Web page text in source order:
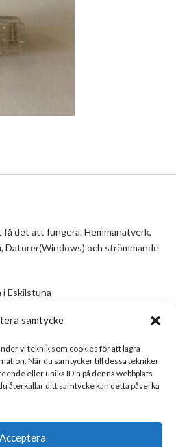
samtycke
vi teknik som cookies för att lagra
När du samtycker till dessa tekniker
eller unika ID:n på denna webbplats.
återkallar ditt samtycke kan detta påverka
Acceptera
det att fungera. Hemmanätverk,
Datorer(Windows) och strömmande
i Eskilstuna
ses som en guide, inte en manual. Om
och/eller är felaktig, skicka gärna ett